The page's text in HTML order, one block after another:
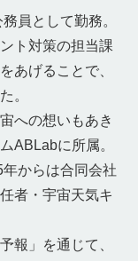
員として勤務。
ト対策の担当課
あげることで、
。
への想いもあき
ABLabに所属。
からは合同会社
者・宇宙天気キ
報」を通じて、